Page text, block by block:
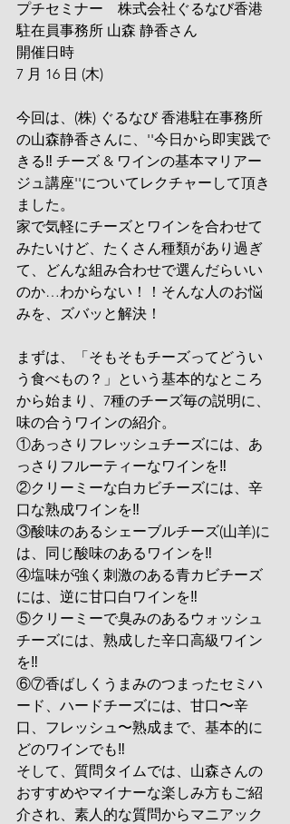
プチセミナー　株式会社ぐるなび香港
駐在員事務所 山森 静香さん
開催日時
7 月 16 日 (木)
今回は、(株) ぐるなび 香港駐在事務所
の山森静香さんに、''今日から即実践で
きる‼ チーズ & ワインの基本マリアー
ジュ講座''についてレクチャーして頂き
ました。
家で気軽にチーズとワインを合わせて
みたいけど、たくさん種類があり過ぎ
て、どんな組み合わせで選んだらいい
のか…わからない！！そんな人のお悩
みを、ズバッと解決！
まずは、「そもそもチーズってどうい
う食べもの？」という基本的なところ
から始まり、7種のチーズ毎の説明に、
味の合うワインの紹介。
①あっさりフレッシュチーズには、あ
っさりフルーティーなワインを‼
②クリーミーな白カビチーズには、辛
口な熟成ワインを‼
③酸味のあるシェーブルチーズ(山羊)に
は、同じ酸味のあるワインを‼
④塩味が強く刺激のある青カビチーズ
には、逆に甘口白ワインを‼
⑤クリーミーで臭みのあるウォッシュ
チーズには、熟成した辛口高級ワイン
を‼
⑥⑦香ばしくうまみのつまったセミハ
ード、ハードチーズには、甘口〜辛
口、フレッシュ〜熟成まで、基本的に
どのワインでも‼
そして、質問タイムでは、山森さんの
おすすめやマイナーな楽しみ方もご紹
介され、素人的な質問からマニアック